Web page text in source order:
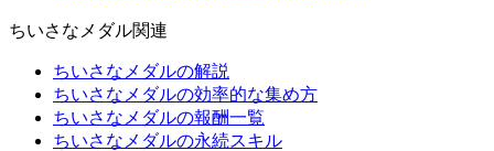
ちいさなメダル関連
ちいさなメダルの解説
ちいさなメダルの効率的な集め方
ちいさなメダルの報酬一覧
ちいさなメダルの永続スキル